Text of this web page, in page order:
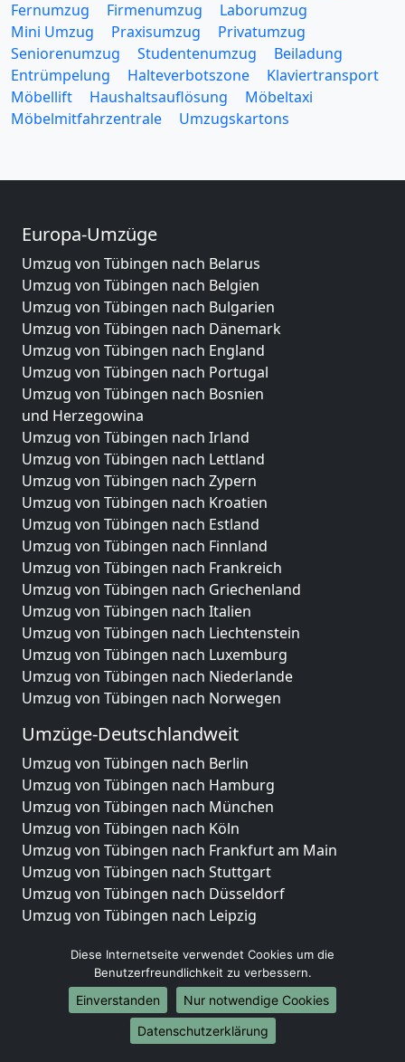
Fernumzug
Firmenumzug
Laborumzug
Mini Umzug
Praxisumzug
Privatumzug
Seniorenumzug
Studentenumzug
Beiladung
Entrümpelung
Halteverbotszone
Klaviertransport
Möbellift
Haushaltsauflösung
Möbeltaxi
Möbelmitfahrzentrale
Umzugskartons
Europa-Umzüge
Umzug von Tübingen nach Belarus
Umzug von Tübingen nach Belgien
Umzug von Tübingen nach Bulgarien
Umzug von Tübingen nach Dänemark
Umzug von Tübingen nach England
Umzug von Tübingen nach Portugal
Umzug von Tübingen nach Bosnien
und Herzegowina
Umzug von Tübingen nach Irland
Umzug von Tübingen nach Lettland
Umzug von Tübingen nach Zypern
Umzug von Tübingen nach Kroatien
Umzug von Tübingen nach Estland
Umzug von Tübingen nach Finnland
Umzug von Tübingen nach Frankreich
Umzug von Tübingen nach Griechenland
Umzug von Tübingen nach Italien
Umzug von Tübingen nach Liechtenstein
Umzug von Tübingen nach Luxemburg
Umzug von Tübingen nach Niederlande
Umzug von Tübingen nach Norwegen
Umzüge-Deutschlandweit
Umzug von Tübingen nach Berlin
Umzug von Tübingen nach Hamburg
Umzug von Tübingen nach München
Umzug von Tübingen nach Köln
Umzug von Tübingen nach Frankfurt am Main
Umzug von Tübingen nach Stuttgart
Umzug von Tübingen nach Düsseldorf
Umzug von Tübingen nach Leipzig
Umzug von Tübingen nach Essen
Umzug von Tübingen nach Bremen
Umzug von Tübingen nach Dresden
Umzug von Tübingen nach Hannover
Umzug von Tübingen nach Nürnberg
Diese Internetseite verwendet Cookies um die
Benutzerfreundlichkeit zu verbessern.
Einverstanden
Nur notwendige Cookies
Datenschutzerklärung